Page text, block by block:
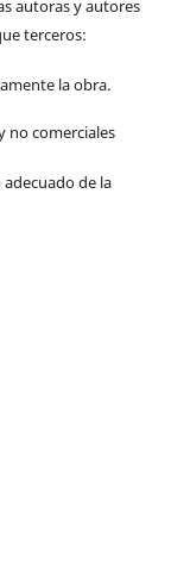
autoras y autores
terceros:
la obra.
no comerciales
de la